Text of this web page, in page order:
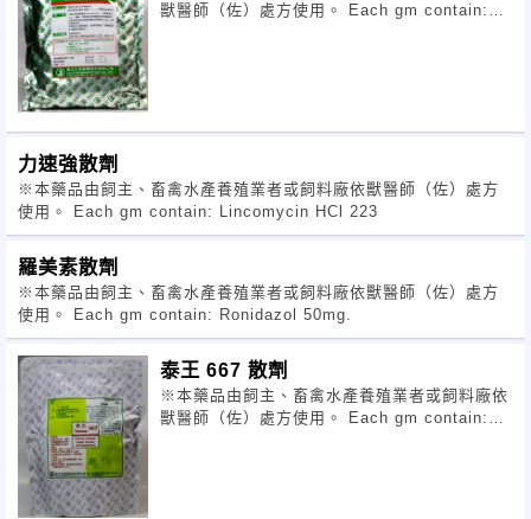
獸醫師（佐）處方使用。 Each gm contain:
力速強散劑
※本藥品由飼主、畜禽水產養殖業者或飼料廠依獸醫師（佐）處方
使用。 Each gm contain: Lincomycin HCl 223
羅美素散劑
※本藥品由飼主、畜禽水產養殖業者或飼料廠依獸醫師（佐）處方
使用。 Each gm contain: Ronidazol 50mg.
泰王 667 散劑
※本藥品由飼主、畜禽水產養殖業者或飼料廠依
獸醫師（佐）處方使用。 Each gm contain: